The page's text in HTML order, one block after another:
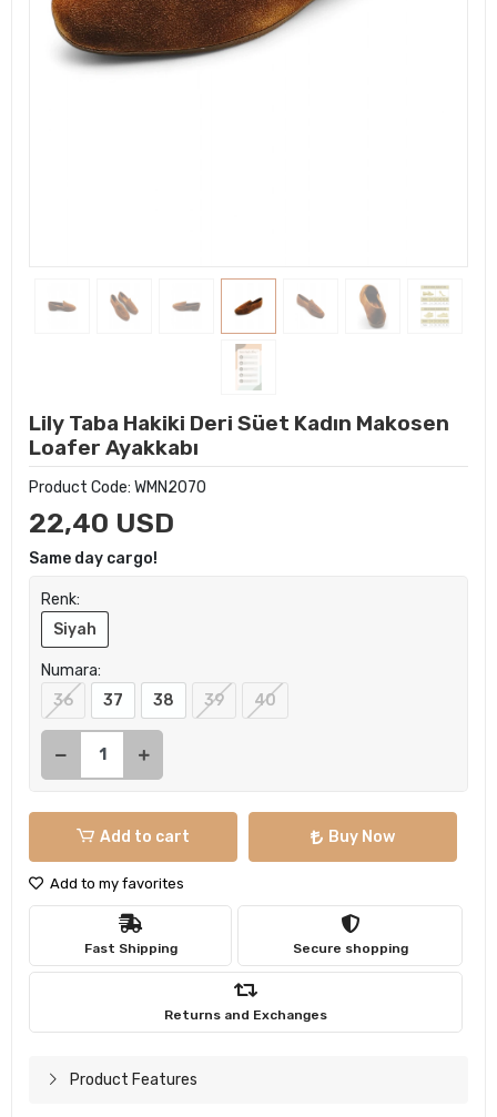
Lily Taba Hakiki Deri Süet Kadın Makosen
Loafer Ayakkabı
Product Code: WMN2070
22,40 USD
Same day cargo!
Renk:
Siyah
Numara:
36
37 38 39 40
Add to cart Buy Now
Add to my favorites
Fast Shipping Secure shopping
Returns and Exchanges
Product Features